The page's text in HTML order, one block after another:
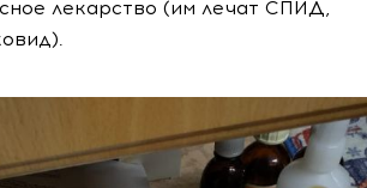
лекарство (им лечат СПИД,